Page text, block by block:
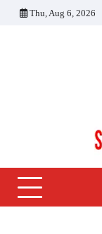
Thu, Aug 6, 2026